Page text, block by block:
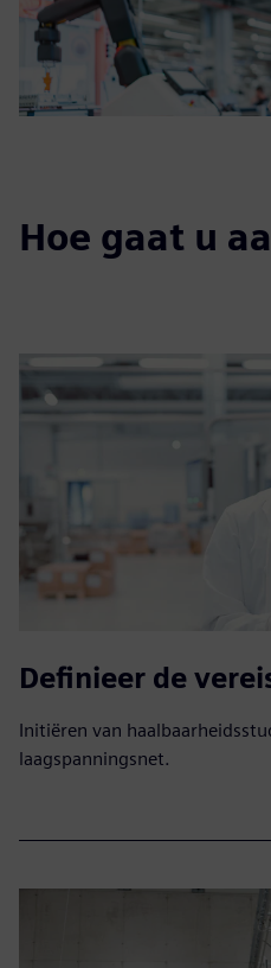
Hoe gaat u
Definieer de
Initiëren van
laagspanningsnet.